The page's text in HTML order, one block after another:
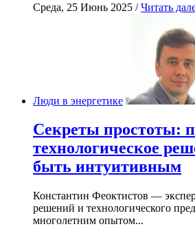
Среда, 25 Июнь 2025 /Читать
Люди в энергетике
Секреты простоты:
технологическое
быть интуитивным
Константин Феоктистов —
решений и технологического
многолетним опытом...